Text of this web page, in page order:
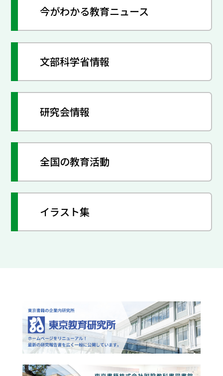
今がわかる教育ニュース
文部科学省情報
研究会情報
全国の教育活動
イラスト集